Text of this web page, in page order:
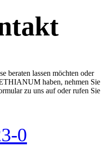
beraten lassen möchten oder
haben, nehmen Sie
zu uns auf oder rufen Sie
0